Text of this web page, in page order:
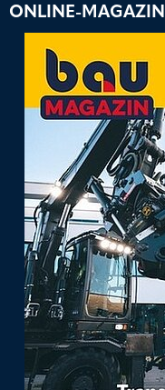
ONLINE-MAGAZIN